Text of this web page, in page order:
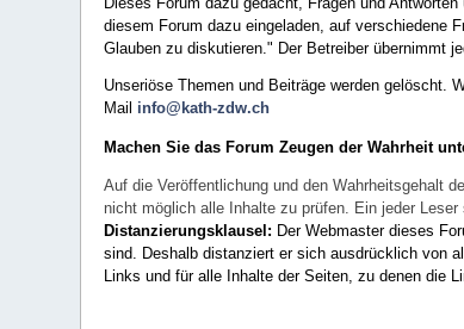
diesem Forum dazu eingeladen, auf verschiedene
Glauben zu diskutieren." Der Betreiber übernimmt
Unseriöse Themen und Beiträge werden gelöscht.
Mail info@kath-zdw.ch
Machen Sie das Forum Zeugen der Wahrheit
Auf die Veröffentlichung und den Wahrheitsgehalt
nicht möglich alle Inhalte zu prüfen. Ein jeder
Distanzierungsklausel: Der Webmaster dieses
sind. Deshalb distanziert er sich ausdrücklich von
Links und für alle Inhalte der Seiten, zu denen die